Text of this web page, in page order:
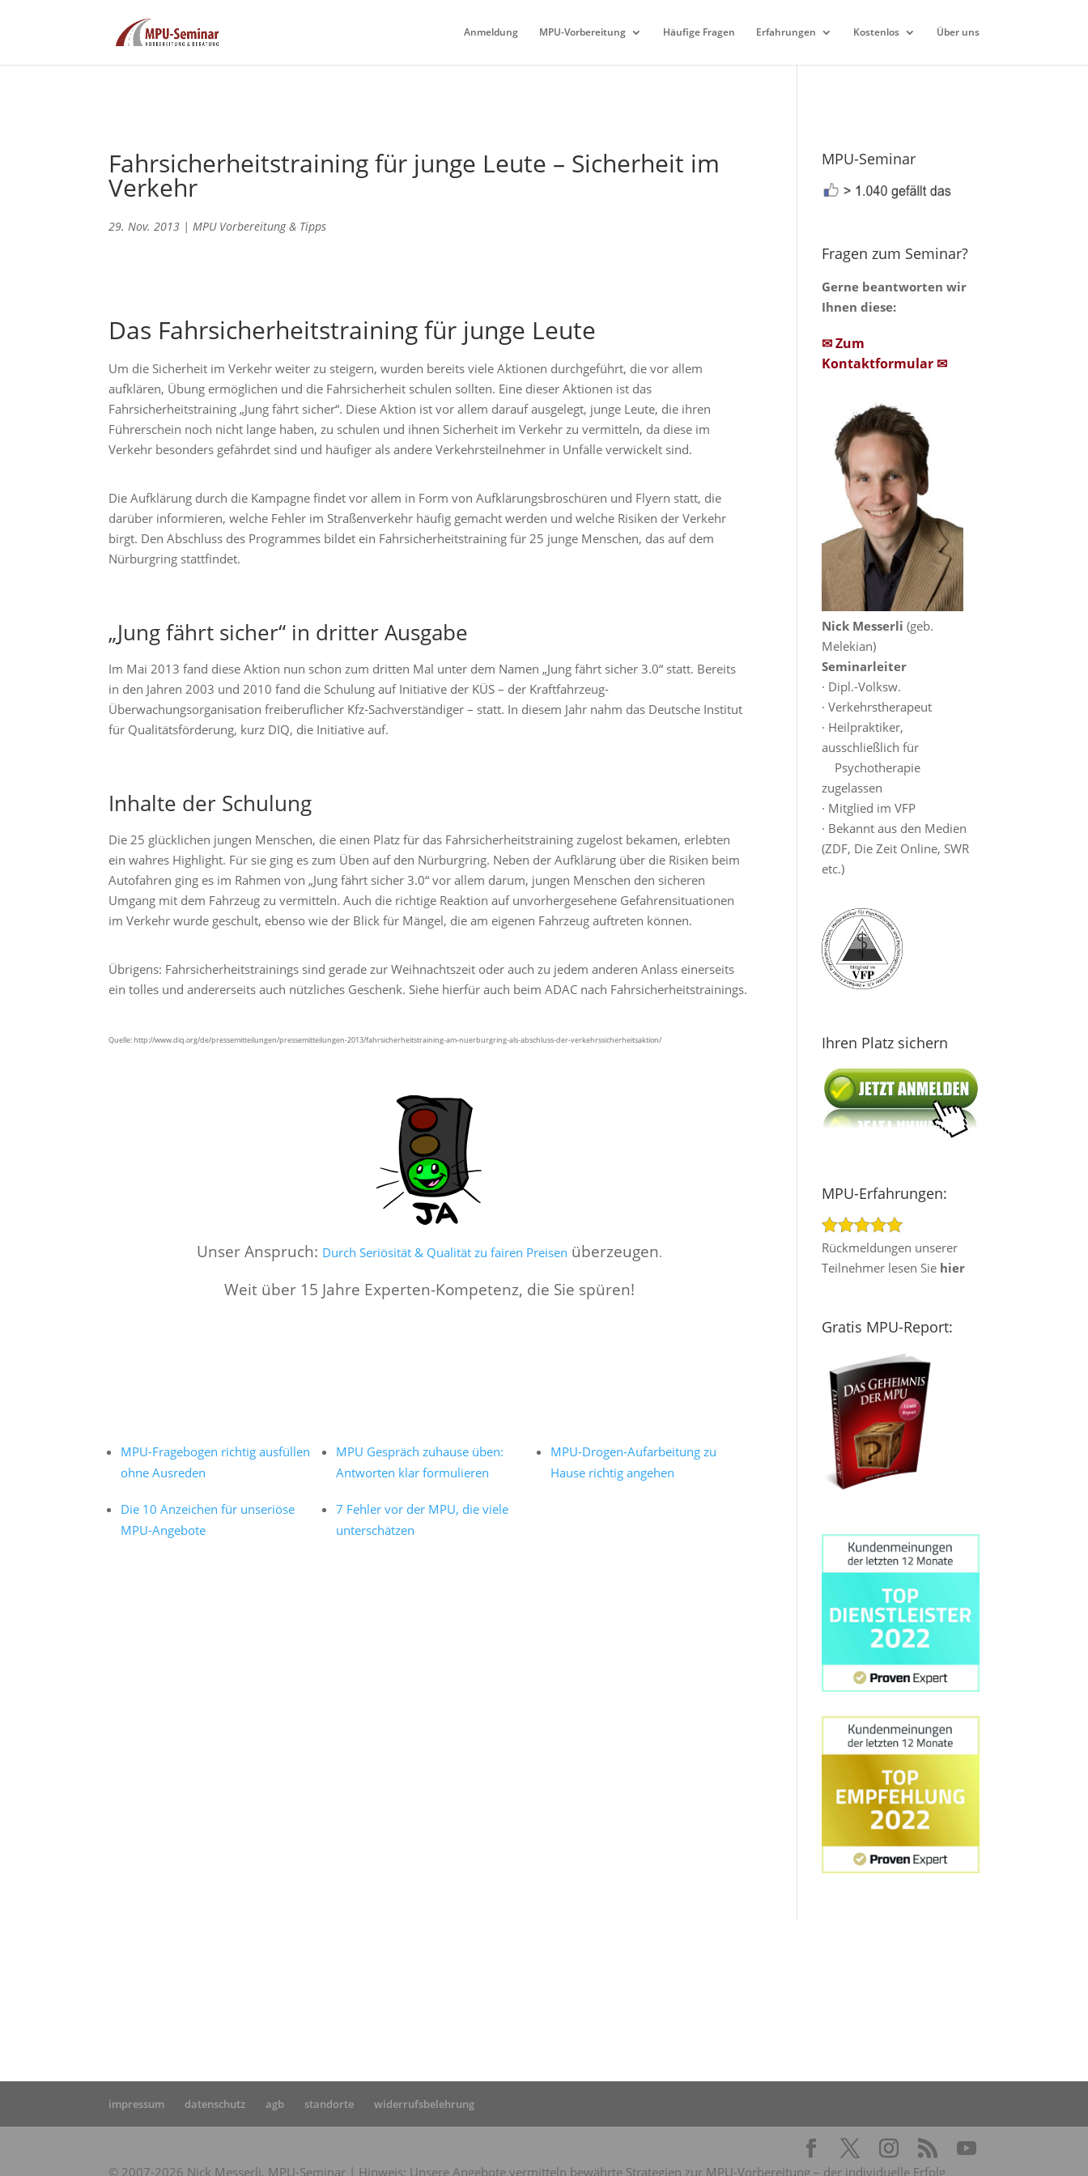
Anmeldung MPU-Vorbereitung Häufige Fragen Erfahrungen Kostenlos Über uns
Fahrsicherheitstraining für junge Leute – Sicherheit im
Verkehr
29. Nov. 2013 |MPU Vorbereitung & Tipps
Das Fahrsicherheitstraining für junge Leute
Um die Sicherheit im Verkehr weiter zu steigern, wurden bereits viele Aktionen durchgeführt, die vor allem
aufklären, Übung ermöglichen und die Fahrsicherheit schulen sollten. Eine dieser Aktionen ist das
Fahrsicherheitstraining „Jung fährt sicher“. Diese Aktion ist vor allem darauf ausgelegt, junge Leute, die ihren
Führerschein noch nicht lange haben, zu schulen und ihnen Sicherheit im Verkehr zu vermitteln, da diese im
Verkehr besonders gefährdet sind und häufiger als andere Verkehrsteilnehmer in Unfälle verwickelt sind.
Die Aufklärung durch die Kampagne findet vor allem in Form von Aufklärungsbroschüren und Flyern statt, die
darüber informieren, welche Fehler im Straßenverkehr häufig gemacht werden und welche Risiken der Verkehr
birgt. Den Abschluss des Programmes bildet ein Fahrsicherheitstraining für 25 junge Menschen, das auf dem
Nürburgring stattfindet.
„Jung fährt sicher“ in dritter Ausgabe
Im Mai 2013 fand diese Aktion nun schon zum dritten Mal unter dem Namen „Jung fährt sicher 3.0“ statt. Bereits
in den Jahren 2003 und 2010 fand die Schulung auf Initiative der KÜS – der Kraftfahrzeug-
Überwachungsorganisation freiberuflicher Kfz-Sachverständiger – statt. In diesem Jahr nahm das Deutsche Institut
für Qualitätsförderung, kurz DIQ, die Initiative auf.
Inhalte der Schulung
Die 25 glücklichen jungen Menschen, die einen Platz für das Fahrsicherheitstraining zugelost bekamen, erlebten
ein wahres Highlight. Für sie ging es zum Üben auf den Nürburgring. Neben der Aufklärung über die Risiken beim
Autofahren ging es im Rahmen von „Jung fährt sicher 3.0“ vor allem darum, jungen Menschen den sicheren
Umgang mit dem Fahrzeug zu vermitteln. Auch die richtige Reaktion auf unvorhergesehene Gefahrensituationen
im Verkehr wurde geschult, ebenso wie der Blick für Mängel, die am eigenen Fahrzeug auftreten können.
Übrigens: Fahrsicherheitstrainings sind gerade zur Weihnachtszeit oder auch zu jedem anderen Anlass einerseits
ein tolles und andererseits auch nützliches Geschenk. Siehe hierfür auch beim ADAC nach Fahrsicherheitstrainings.
Quelle: http://www.diq.org/de/pressemitteilungen/pressemitteilungen-2013/fahrsicherheitstraining-am-nuerburgring-als-abschluss-der-verkehrssicherheitsaktion/
Unser Anspruch: Durch Seriösität & Qualität zu fairen Preisen überzeugen.
Weit über 15 Jahre Experten-Kompetenz, die Sie spüren!
MPU-Fragebogen richtig ausfüllen
ohne Ausreden
MPU Gespräch zuhause üben:
Antworten klar formulieren
MPU-Drogen-Aufarbeitung zu
Hause richtig angehen
Die 10 Anzeichen für unseriöse
MPU-Angebote
7 Fehler vor der MPU, die viele
unterschätzen
MPU-Seminar
Fragen zum Seminar?
Gerne beantworten wir
Ihnen diese:
✉ Zum
Kontaktformular ✉
Nick Messerli (geb.
Melekian)
Seminarleiter
· Dipl.-Volksw.
· Verkehrstherapeut
· Heilpraktiker,
ausschließlich für
Psychotherapie
zugelassen
· Mitglied im VFP
· Bekannt aus den Medien
(ZDF, Die Zeit Online, SWR
etc.)
Ihren Platz sichern
MPU-Erfahrungen:
Rückmeldungen unserer
Teilnehmer lesen Sie hier
Gratis MPU-Report:
impressum datenschutz agb standorte widerrufsbelehrung
© 2007-2026 Nick Messerli, MPU-Seminar | Hinweis: Unsere Angebote vermitteln bewährte Strategien zur MPU-Vorbereitung – der individuelle Erfolg